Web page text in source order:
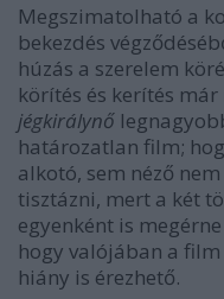
Megszimatolható a
bekezdés
húzás a szerelem
körítés és kerítés
jégkirálynő
határozatlan film;
alkotó, sem néző
tisztázni, mert a két
egyenként is
hogy valójában a
hiány is érezhető.